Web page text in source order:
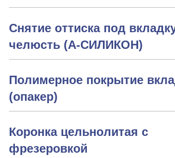
Снятие оттиска под
челюсть (А-СИЛИКОН)
Полимерное покрытие
(опакер)
Коронка цельнолитая с
фрезеровкой